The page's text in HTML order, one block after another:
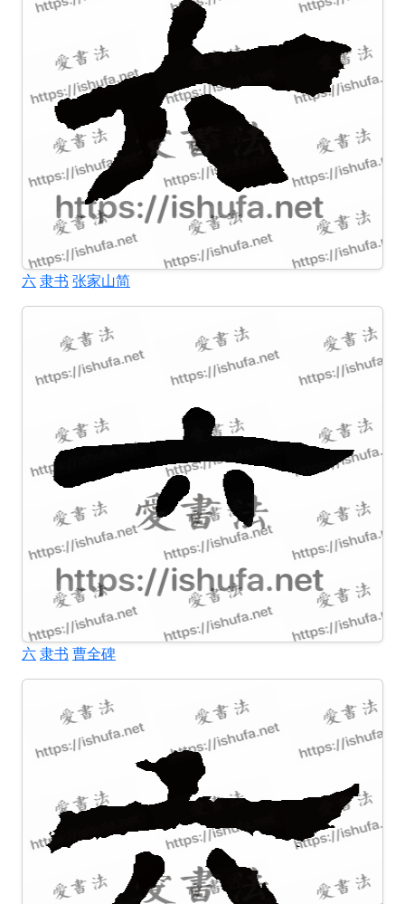
六隶书 张家山简
六隶书 曹全碑